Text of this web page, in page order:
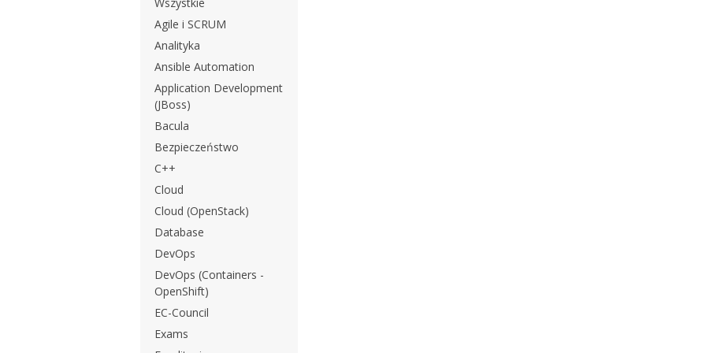
Agile i SCRUM
Analityka
Ansible Automation
Application Development
(JBoss)
Bacula
Bezpieczeństwo
C++
Cloud
Cloud (OpenStack)
Database
DevOps
DevOps (Containers -
OpenShift)
EC-Council
Exams